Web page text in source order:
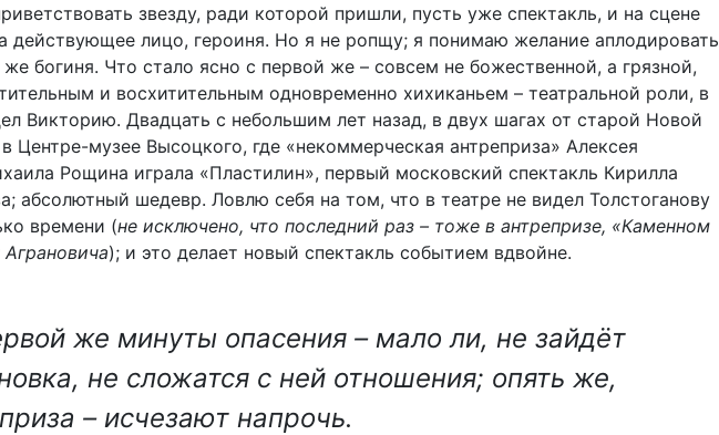
звезду, ради которой пришли, пусть уже спектакль, и на сцене
действующее лицо, героиня. Но я не ропщу; я понимаю желание аплодировать
же богиня. Что стало ясно с первой же – совсем не божественной, а грязной,
и восхитительным одновременно хихиканьем – театральной роли, в
Викторию. Двадцать с небольшим лет назад, в двух шагах от старой Новой
Центре-музее Высоцкого, где «некоммерческая антреприза» Алексея
Рощина играла «Пластилин», первый московский спектакль Кирилла
абсолютный шедевр. Ловлю себя на том, что в театре не видел Толстоганову
времени (не исключено, что последний раз – тоже в антрепризе, «Каменном
Аграновича); и это делает новый спектакль событием вдвойне.
же минуты опасения – мало ли, не зайдёт
не сложатся с ней отношения; опять же,
– исчезают напрочь.